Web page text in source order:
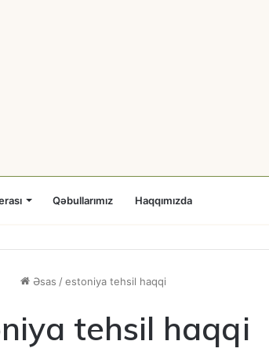
Qəbullarımız Haqqımızda
Əsas /estoniya tehsil haqqi
tehsil haqqi